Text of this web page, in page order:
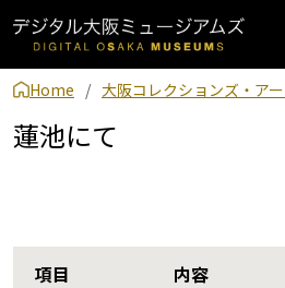
Home 大阪コレクションズ・ア
蓮池にて
項目 内容